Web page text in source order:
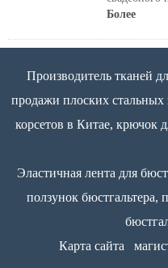
Более
Производитель тканей
продажи плоских стальных
корсетов в Китае, крючок
Эластичная лента для
ползунок бюстгальтера,
Карта сайта